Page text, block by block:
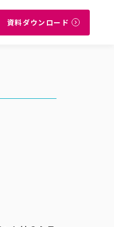
資料ダウンロード navigate_next